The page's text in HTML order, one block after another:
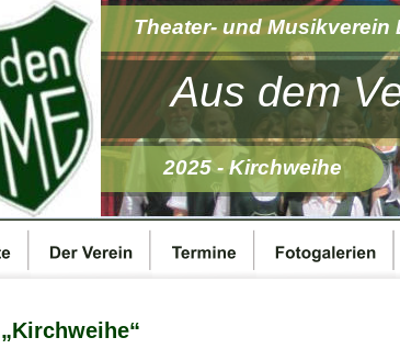
Aus dem
2025 - Kirchweihe
Theater- und
„Kirchweihe“